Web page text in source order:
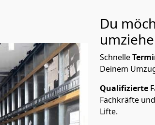
Du
Schnelle
Deinem
Qualifizierte
Fachkräfte
Lifte.